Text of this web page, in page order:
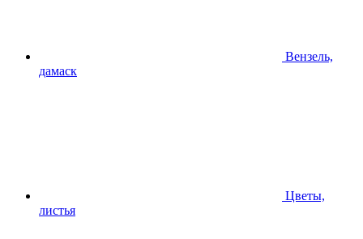
Вензель,
дамаск
Цветы,
листья